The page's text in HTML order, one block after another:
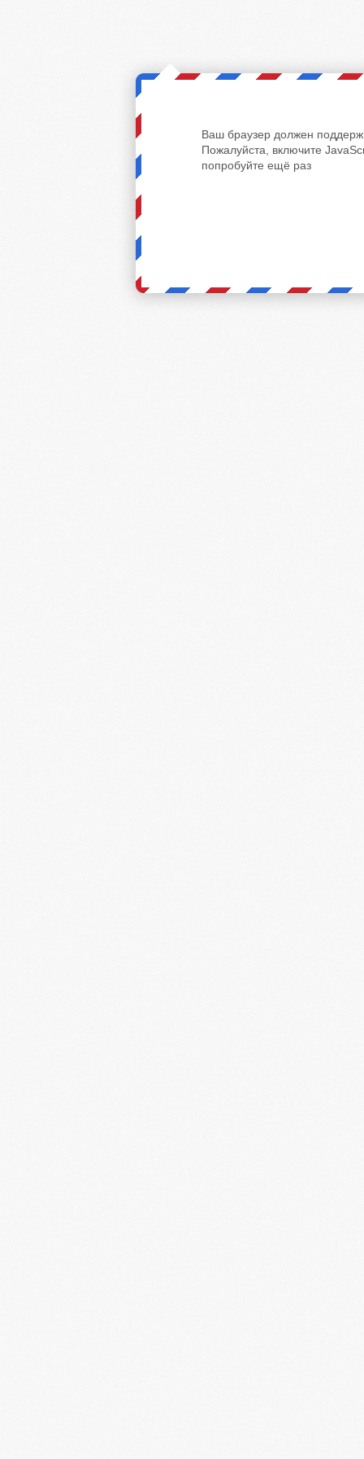
Ваш браузер должен
Пожалуйста, включите
попробуйте ещё раз